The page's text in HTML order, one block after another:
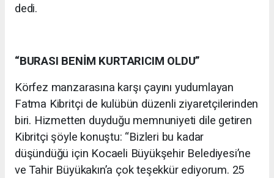
dedi.
“BURASI BENİM KURTARICIM OLDU”
Körfez manzarasına karşı çayını yudumlayan
Fatma Kibritçi de kulübün düzenli ziyaretçilerinden
biri. Hizmetten duyduğu memnuniyeti dile getiren
Kibritçi şöyle konuştu: “Bizleri bu kadar
düşündüğü için Kocaeli Büyükşehir Belediyesi’ne
ve Tahir Büyükakın’a çok teşekkür ediyorum. 25